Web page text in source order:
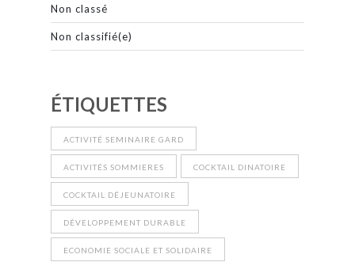
Non classé
Non classifié(e)
ÉTIQUETTES
ACTIVITÉ SEMINAIRE GARD
ACTIVITÉS SOMMIERES COCKTAIL DINATOIRE
COCKTAIL DÉJEUNATOIRE
DÉVELOPPEMENT DURABLE
ECONOMIE SOCIALE ET SOLIDAIRE